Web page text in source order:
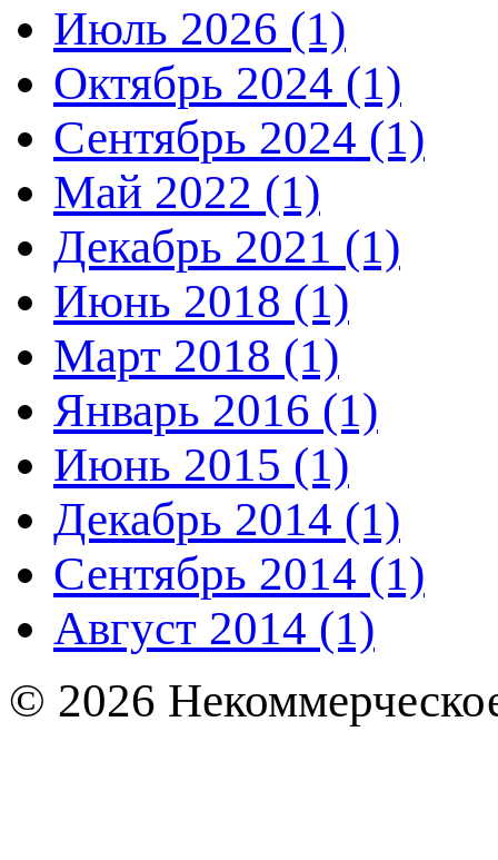
Июль 2026 (1)
Октябрь 2024 (1)
Сентябрь 2024 (1)
Май 2022 (1)
Декабрь 2021 (1)
Июнь 2018 (1)
Март 2018 (1)
Январь 2016 (1)
Июнь 2015 (1)
Декабрь 2014 (1)
Сентябрь 2014 (1)
Август 2014 (1)
© 2026